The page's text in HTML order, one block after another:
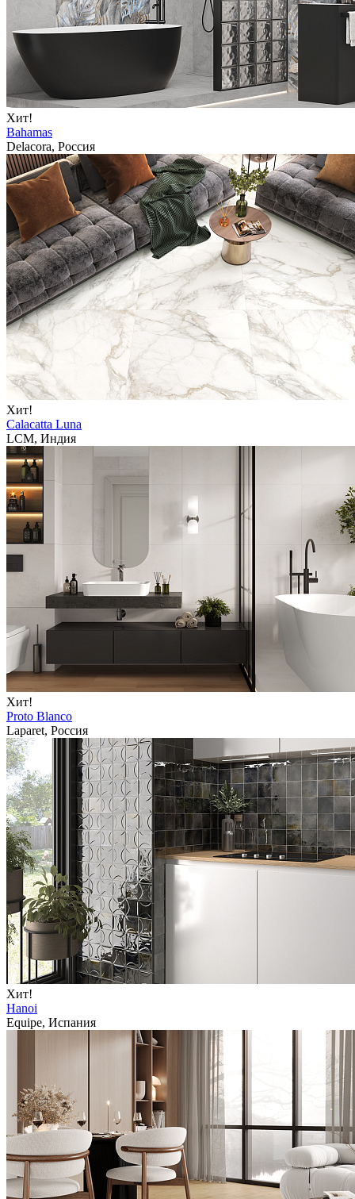
Хит!
Bahamas
Delacora, Россия
Хит!
Calacatta Luna
LCM, Индия
Хит!
Proto Blanco
Laparet, Россия
Хит!
Hanoi
Equipe, Испания